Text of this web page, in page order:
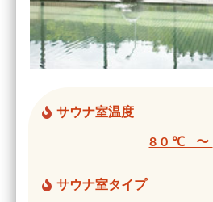
サウナ室温度
80℃ 〜
サウナ室タイプ